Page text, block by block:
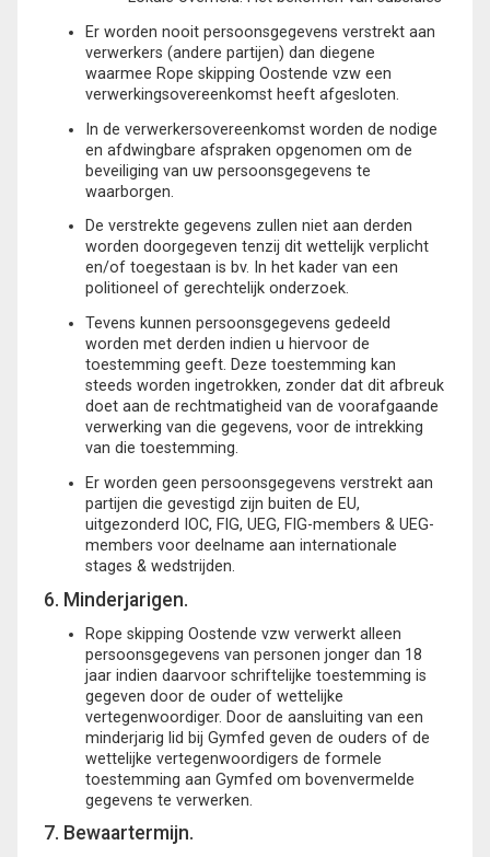
Er worden nooit persoonsgegevens verstrekt aan
verwerkers (andere partijen) dan diegene
waarmee Rope skipping Oostende vzw een
verwerkingsovereenkomst heeft afgesloten.
In de verwerkersovereenkomst worden de nodige
en afdwingbare afspraken opgenomen om de
beveiliging van uw persoonsgegevens te
waarborgen.
De verstrekte gegevens zullen niet aan derden
worden doorgegeven tenzij dit wettelijk verplicht
en/of toegestaan is bv. In het kader van een
politioneel of gerechtelijk onderzoek.
Tevens kunnen persoonsgegevens gedeeld
worden met derden indien u hiervoor de
toestemming geeft. Deze toestemming kan
steeds worden ingetrokken, zonder dat dit afbreuk
doet aan de rechtmatigheid van de voorafgaande
verwerking van die gegevens, voor de intrekking
van die toestemming.
Er worden geen persoonsgegevens verstrekt aan
partijen die gevestigd zijn buiten de EU,
uitgezonderd IOC, FIG, UEG, FIG-members & UEG-
members voor deelname aan internationale
stages & wedstrijden.
6. Minderjarigen.
Rope skipping Oostende vzw verwerkt alleen
persoonsgegevens van personen jonger dan 18
jaar indien daarvoor schriftelijke toestemming is
gegeven door de ouder of wettelijke
vertegenwoordiger. Door de aansluiting van een
minderjarig lid bij Gymfed geven de ouders of de
wettelijke vertegenwoordigers de formele
toestemming aan Gymfed om bovenvermelde
gegevens te verwerken.
7. Bewaartermijn.